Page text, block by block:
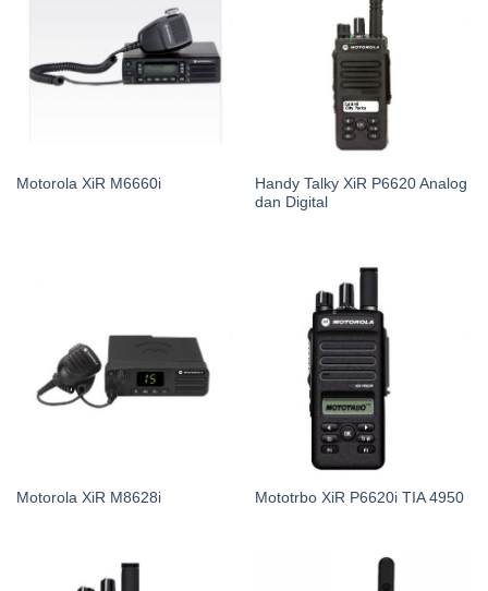
Motorola XiR M6660i
Handy Talky XiR P6620 Analog
dan Digital
Motorola XiR M8628i Mototrbo XiR P6620i TIA 4950